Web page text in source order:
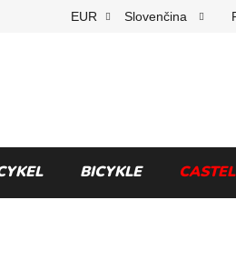
EUR Slovenčina
BICYKLE